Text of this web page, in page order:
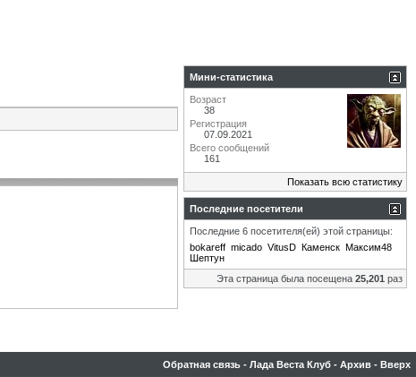
Мини-статистика
Возраст
38
Регистрация
07.09.2021
Всего сообщений
161
Показать всю статистику
Последние посетители
Последние 6 посетителя(ей) этой страницы:
bokareff micado VitusD Каменск Максим48
Шептун
Эта страница была посещена 25,201 раз
Обратная связь - Лада Веста Клуб - Архив - Вверх